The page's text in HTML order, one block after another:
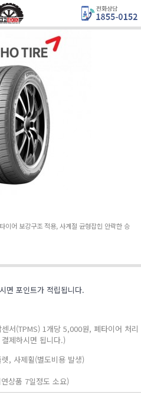
이어 보강구조 적용, 사계절 균형잡힌 안락한 승
면 포인트가 적립됩니다.
센서(TPMS) 1개당 5,000원, 폐타이어 처리
제하시면 됩니다.)
, 사제휠(별도비용 발생)
상품 7일정도 소요)